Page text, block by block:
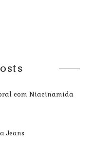
com Niacinamida
Jeans